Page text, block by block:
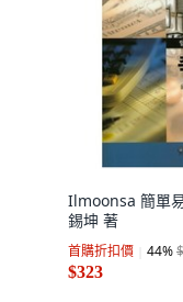
Ilmoonsa 簡單
錫坤 著
首購折扣價 44%
$323